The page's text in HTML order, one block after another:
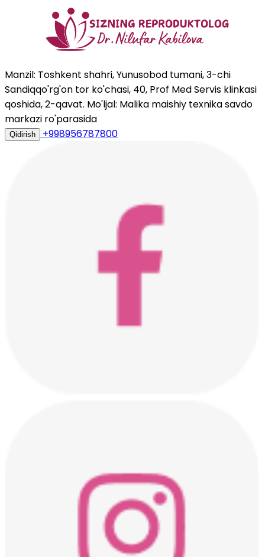
Manzil: Toshkent shahri, Yunusobod tumani, 3-chi
Sandiqqo'rg'on tor ko'chasi, 40, Prof Med Servis klinkasi
qoshida, 2-qavat. Mo'ljal: Malika maishiy texnika savdo
markazi ro'parasida
Qidirish +998956787800